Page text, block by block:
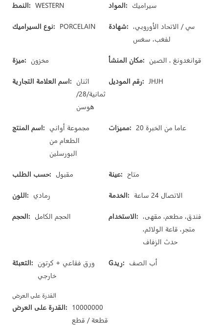
النمط: WESTERN المواد: سيراميك
نوع السيراميك: PORCELAIN شهادة: سي / الاتحاد الأوروبي،
لفغب، سغس
ميزة: مخزون مكان المنشأ: قوانغدونغ ، الصين
اسم العلامة التجارية: اثنان
ثمانية/28/
هوسن
رقم الموديل: JHJH
اسم المنتج: مجموعة أواني
الطعام من
البورسلين
مميزات: 20 عاما من الخبرة
حسب الطلب: مقبول عينة: متاح
اللون: رمادي الخدمة: الاتصال 24 ساعة
الحجم: الحجم الكامل الاستخدام: فندق، مطعم، مقهى،
متجر، قاعة الولائم،
حدث الزفاف
التعبئة: ورق فقاعي + كرتون
خارجي
Gريد: أب الصف
القدرة على العرض
القدرة على العرض: 10000000
قطعة / قطع